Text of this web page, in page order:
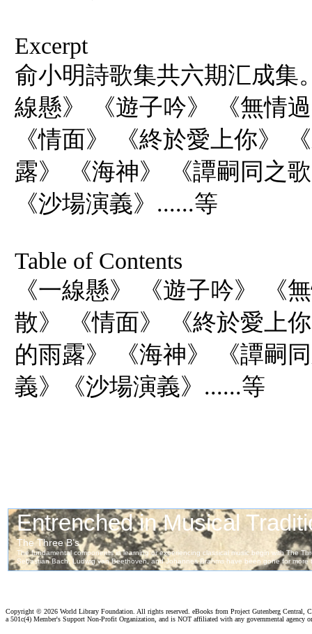
Excerpt
俞小明詩歌集共六期汇成集
線懸》 《遊子吟》 《無情
《情面》 《終於愛上你》
露》 《海神》 《譚嗣同之
《沙場演義》......等
Table of Contents
《一線懸》 《遊子吟》 《
散》 《情面》 《終於愛上
的雨露》 《海神》 《譚嗣
義》《沙場演義》......等
Copyright © 2026 World Library Foundation. All rights reserved. eBooks from Project Gutenberg Central,
a 501c(4) Member's Support Non-Profit Organization, and is NOT affiliated with any governmental agency